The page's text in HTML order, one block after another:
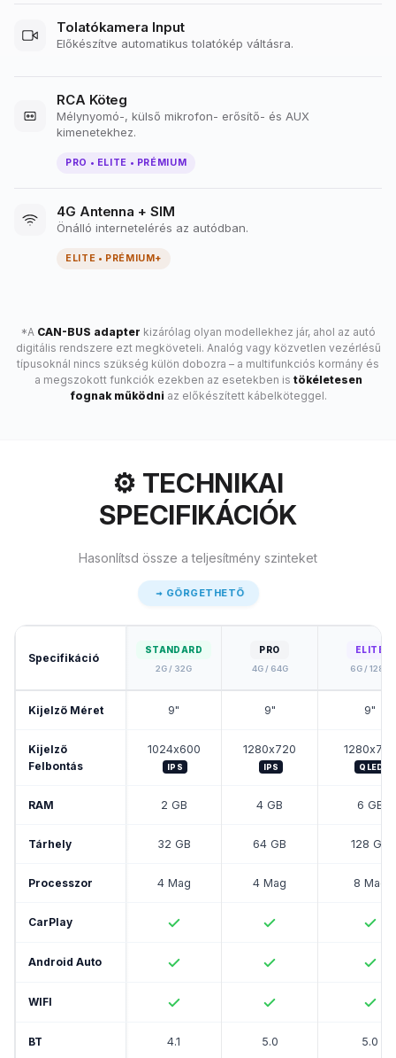
Tolatókamera Input
Előkészítve automatikus tolatókép váltásra.
RCA Köteg
Mélynyomó-, külső mikrofon- erősítő- és AUX
kimenetekhez.
PRO • ELITE • PRÉMIUM
4G Antenna + SIM
Önálló internetelérés az autódban.
ELITE • PRÉMIUM+
*A CAN-BUS adapter kizárólag olyan modellekhez jár, ahol az autó
digitális rendszere ezt megköveteli. Analóg vagy közvetlen vezérlésű
típusoknál nincs szükség külön dobozra – a multifunkciós kormány és
a megszokott funkciók ezekben az esetekben is tökéletesen
fognak működni az előkészített kábelköteggel.
⚙️ TECHNIKAI
SPECIFIKÁCIÓK
Hasonlítsd össze a teljesítmény szinteket
GÖRGETHETŐ
Specifikáció
STANDARD
2G / 32G
PRO
4G / 64G
ELITE
6G / 128G
Kijelző Méret 9" 9" 9"
Kijelző
Felbontás
1024x600
IPS
1280x720
IPS
1280x720
QLED
RAM 2 GB 4 GB 6 GB
Tárhely 32 GB 64 GB 128 GB
Processzor 4 Mag 4 Mag 8 Mag
CarPlay
Android Auto
WIFI
BT 4.1 5.0 5.0